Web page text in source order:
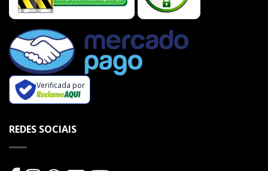
Verificada por
REDES SOCIAIS